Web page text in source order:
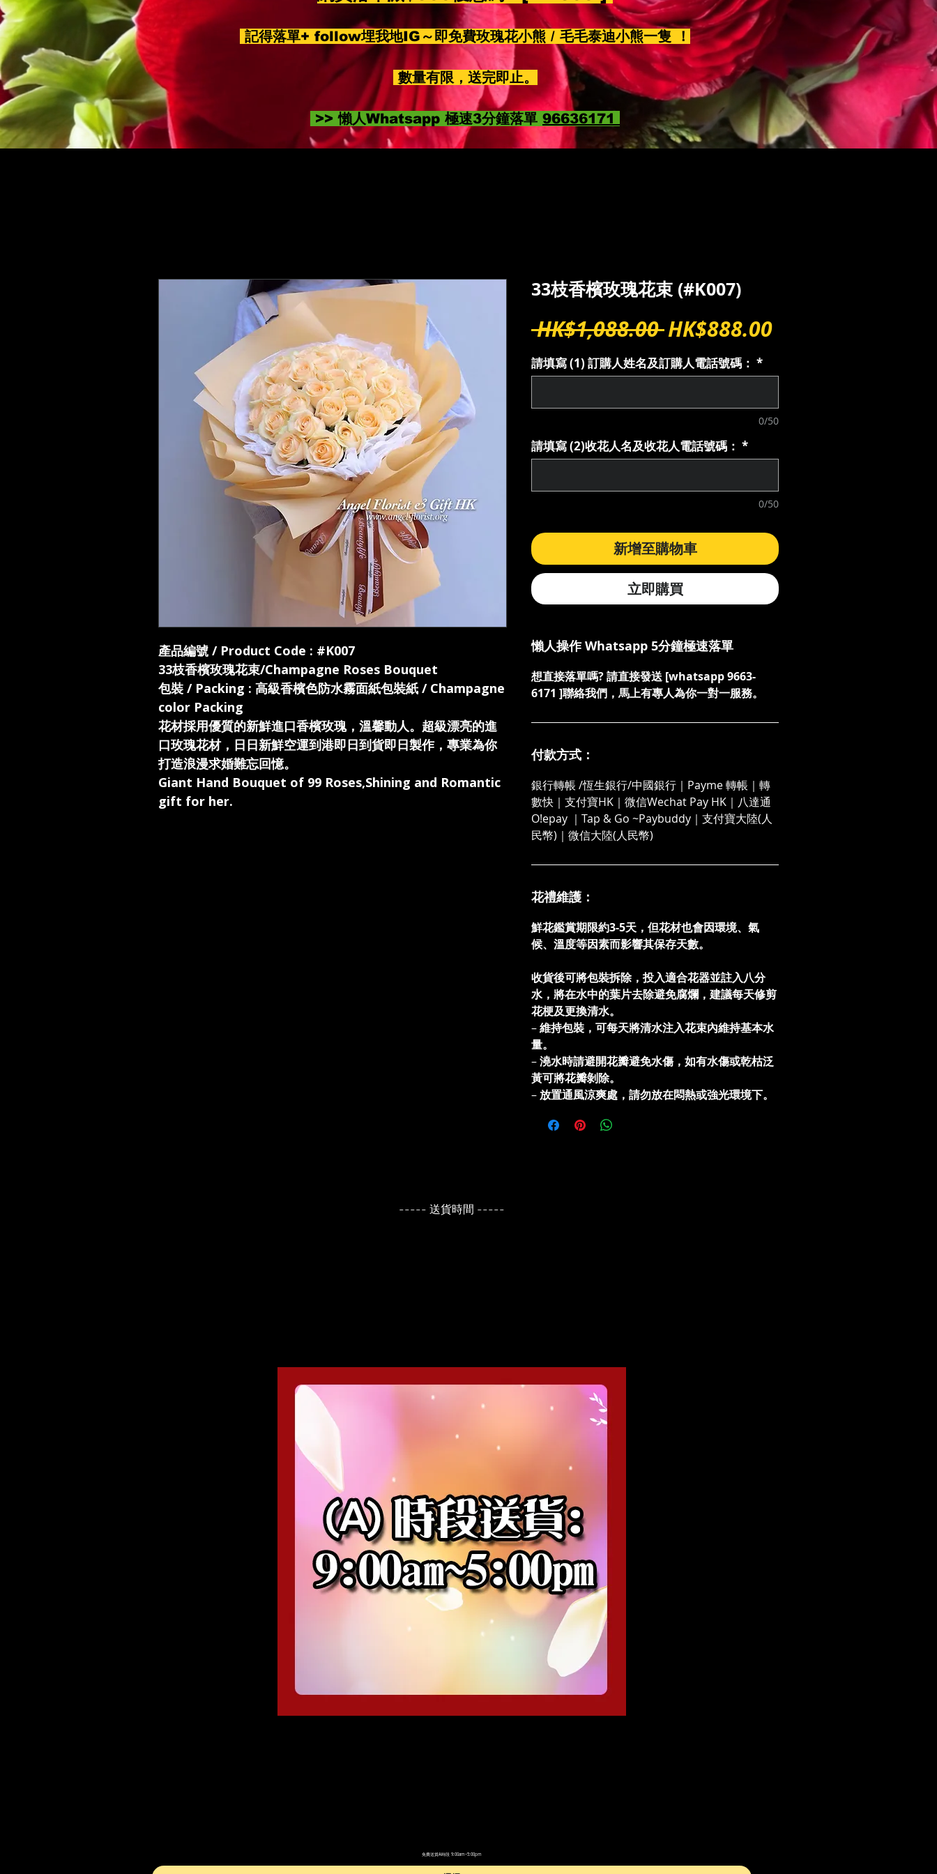
記得落單+ follow埋我地IG～即免費玫瑰花小熊 / 毛毛泰迪小熊一隻 ！
數量有限，送完即止。
>> 懶人Whatsapp 極速3分鐘落單 96636171
產品編號 / Product Code : #K007
33枝香檳玫瑰花束/Champagne Roses Bouquet
包裝 / Packing : 高級香檳色防水霧面紙包裝紙 / Champagne
color Packing
花材採用優質的新鮮進口香檳玫瑰，溫馨動人。超級漂亮的進
口玫瑰花材，日日新鮮空運到港即日到貨即日製作，專業為你
打造浪漫求婚難忘回憶。
Giant Hand Bouquet of 99 Roses,Shining and Romantic
gift for her.
33枝香檳玫瑰花束 (#K007)
HK$1,088.00 一
般
價
格
HK$888.00促
價
格
請填寫 (1) 訂購人姓名及訂購人電話號碼： *
0/50
請填寫 (2)收花人名及收花人電話號碼： *
0/50
新增至購物車
立即購買
懶人操作 Whatsapp 5分鐘極速落單
想直接落單嗎? 請直接發送 [whatsapp 9663-
6171 ]聯絡我們，馬上有專人為你一對一服務。
付款方式：
銀行轉帳 /恆生銀行/中國銀行｜Payme 轉帳｜轉
數快｜支付寶HK｜微信Wechat Pay HK｜八達通
O!epay ｜Tap & Go ~Paybuddy｜支付寶大陸(人
民幣)｜微信大陸(人民幣)
花禮維護：
鮮花鑑賞期限約3-5天，但花材也會因環境、氣
候、溫度等因素而影響其保存天數。
收貨後可將包裝拆除，投入適合花器並註入八分
水，將在水中的葉片去除避免腐爛，建議每天修剪
花梗及更換清水。
–維持包裝，可每天將清水注入花束內維持基本水
量。
–澆水時請避開花瓣避免水傷，如有水傷或乾枯泛
黃可將花瓣剝除。
– 放置通風涼爽處，請勿放在悶熱或強光環境下。
----- 送貨時間 -----
免費送貨A時段 9:00am~5:00pm